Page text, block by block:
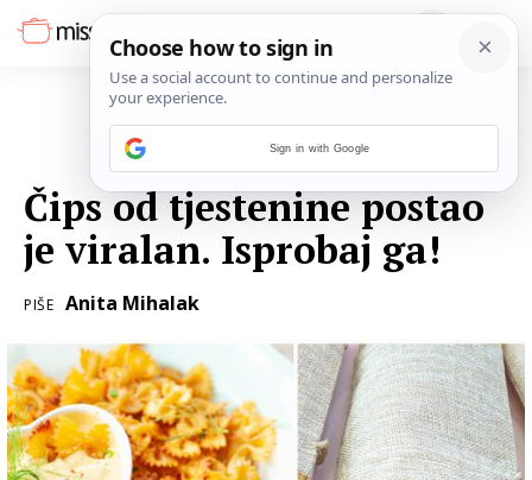
Čips od tjestenine postao
je viralan. Isprobaj ga!
PIŠE Anita Mihalak
Sign in with Google